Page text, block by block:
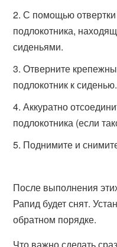
С помощью
подлокотника,
сиденьями.
Отверните
подлокотник к сиденью.
Аккуратно
подлокотника (если
Поднимите и
После выполнения
Рапид будет снят.
обратном порядке.